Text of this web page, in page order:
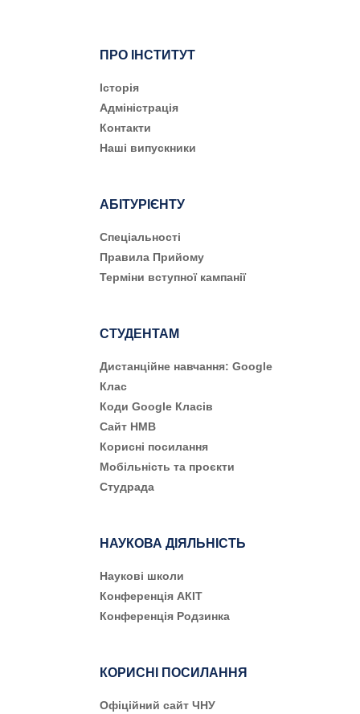
ПРО ІНСТИТУТ
Історія
Адміністрація
Контакти
Наші випускники
АБІТУРІЄНТУ
Cпеціальності
Правила Прийому
Терміни вступної кампанії
СТУДЕНТАМ
Дистанційне навчання: Google
Клас
Коди Google Класів
Сайт НМВ
Корисні посилання
Мобільність та проєкти
Студрада
НАУКОВА ДІЯЛЬНІСТЬ
Наукові школи
Конференція АКІТ
Конференція Родзинка
КОРИСНІ ПОСИЛАННЯ
Офіційний сайт ЧНУ